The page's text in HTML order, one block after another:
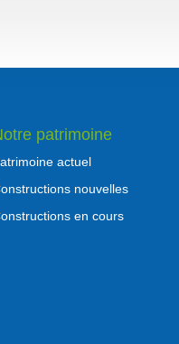
patrimoine
actuel
nouvelles
en cours